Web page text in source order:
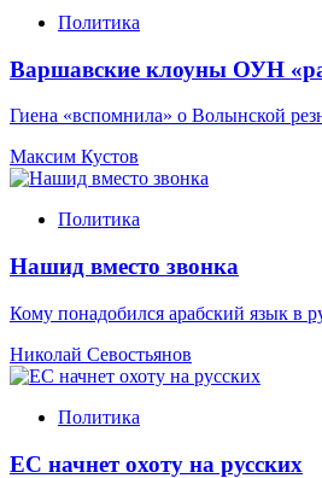
Политика
Варшавские клоуны ОУН
Гиена «вспомнила» о Волынской
Максим Кустов
Политика
Нашид вместо звонка
Кому понадобился арабский язык в
Николай Севостьянов
Политика
ЕС начнет охоту на русских